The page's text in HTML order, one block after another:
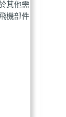
其他需
機部件